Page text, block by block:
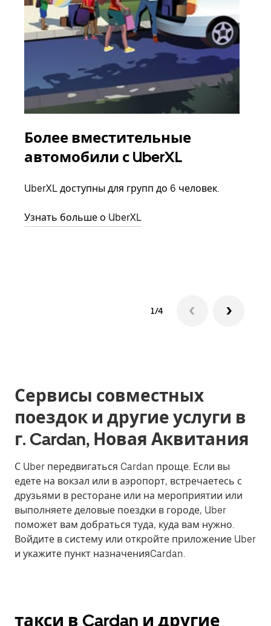
Более вместительные
автомобили с UberXL
UberXL доступны для групп до 6 человек.
Узнать больше о UberXL
1/4
Сервисы совместных
поездок и другие услуги в
г. Cardan, Новая Аквитания
С Uber передвигаться Cardan проще. Если вы
едете на вокзал или в аэропорт, встречаетесь с
друзьями в ресторане или на мероприятии или
выполняете деловые поездки в городе, Uber
поможет вам добраться туда, куда вам нужно.
Войдите в систему или откройте приложение Uber
и укажите пункт назначенияCardan.
такси в Cardan и другие